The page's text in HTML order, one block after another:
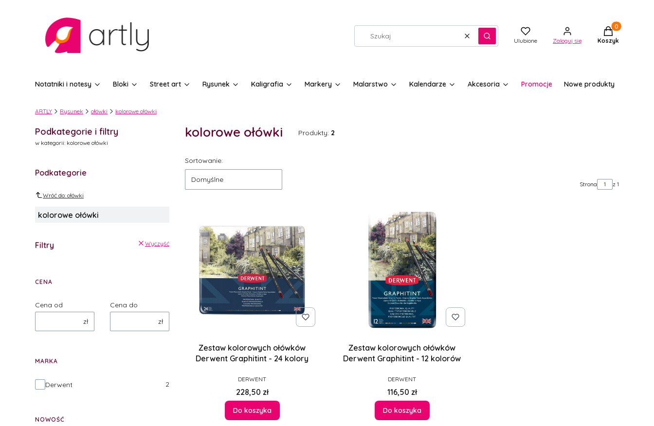
WyczyśćSzukaj Ulubione Zaloguj się
Produkty w
Koszyk
Notatniki i notesy Bloki Street art Rysunek Kaligrafia Markery Malarstwo Kalendarze Akcesoria Promocje Nowe produkty
ARTLY Rysunek ołówki kolorowe ołówki
Podkategorie i filtry
w kategorii: kolorowe ołówki
Podkategorie
Wróć do: ołówki
kolorowe ołówki
Filtry Wyczyść
CENA
Cena od
zł
Cena do
zł
MARKA
Marka
Derwent 2
NOWOŚĆ
kolorowe ołówki Produkty: 2
Lista produktów
Sortowanie:
Domyślne
Strona z 1
Zestaw kolorowych ołówków
Derwent Graphitint - 24 kolory
PRODUCENT
DERWENT
Cena
228,50 zł
Do koszyka
Zestaw kolorowych ołówków
Derwent Graphitint - 12 kolorów
PRODUCENT
DERWENT
Cena
116,50 zł
Do koszyka